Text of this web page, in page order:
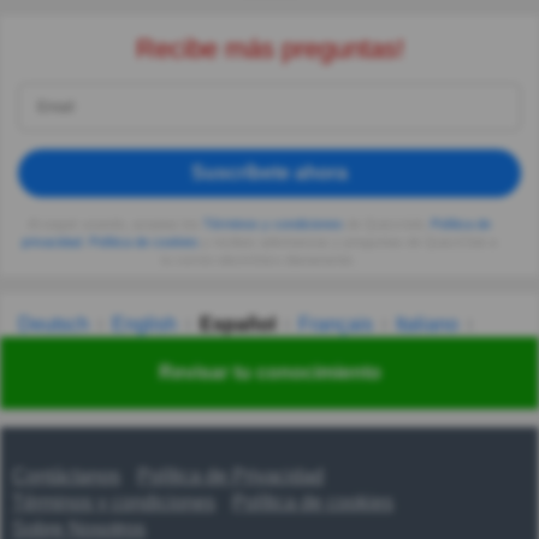
Revisar tu conocimiento
Recibe más preguntas!
Suscríbete ahora
privacidad
Deutsch English Español Français
Italiano
Українська हिन्दी 한국어 汉语
Contáctanos
Política de Privacidad
Términos y condiciones